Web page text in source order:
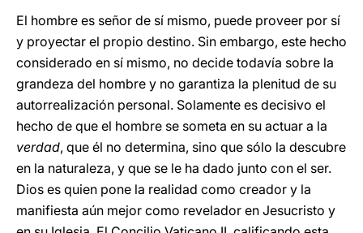
El hombre es señor de sí mismo, puede proveer por sí
y proyectar el propio destino. Sin embargo, este hecho
considerado en sí mismo, no decide todavía sobre la
grandeza del hombre y no garantiza la plenitud de su
autorrealización personal. Solamente es decisivo el
hecho de que el hombre se someta en su actuar a la
verdad, que él no determina, sino que sólo la descubre
en la naturaleza, y que se le ha dado junto con el ser.
Dios es quien pone la realidad como creador y la
manifiesta aún mejor como revelador en Jesucristo y